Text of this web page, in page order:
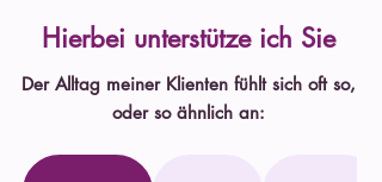
Hierbei unterstütze ich Sie
Der Alltag meiner Klienten fühlt sich oft so,
oder so ähnlich an: